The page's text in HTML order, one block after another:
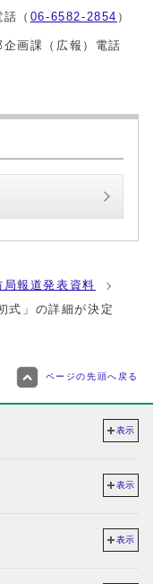
（ 06-6582-2854 ）
画課（広報）電話
局報道発表資料
式」の詳細が決定
ページの先頭へ戻る
表示
表示
表示